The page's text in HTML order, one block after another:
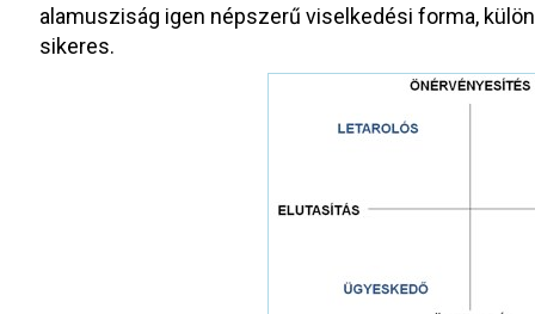
alamusziság igen népszerű viselkedési forma,
sikeres.